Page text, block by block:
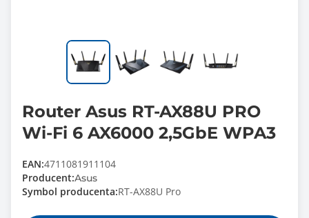
Router Asus RT-AX88U PRO
Wi-Fi 6 AX6000 2,5GbE WPA3
EAN:4711081911104
Producent:Asus
Symbol producenta:RT-AX88U Pro